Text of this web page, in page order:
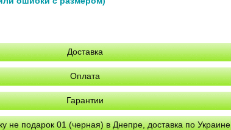
Доставка
Оплата
Гарантии
не подарок 01 (черная) в Днепре, доставка по Украине